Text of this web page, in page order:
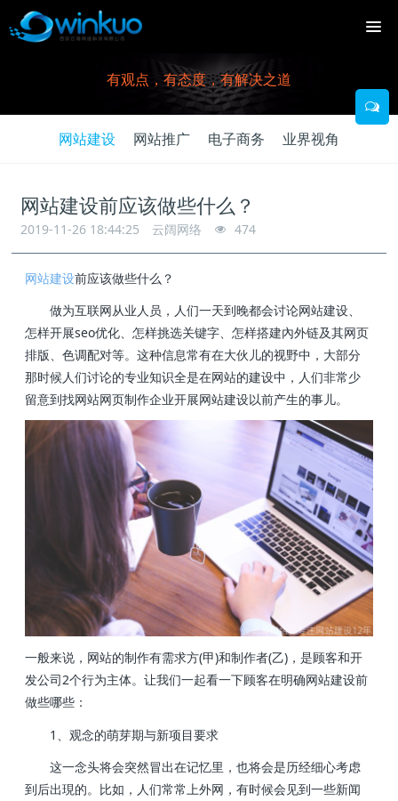
有观点，有态度，有解决之道
网站建设 网站推广 电子商务 业界视角
网站建设前应该做些什么？
2019-11-26 18:44:25 云阔网络 474
网站建设前应该做些什么？
做为互联网从业人员，人们一天到晚都会讨论网站建设、
怎样开展seo优化、怎样挑选关键字、怎样搭建內外链及其网页
排版、色调配对等。这种信息常有在大伙儿的视野中，大部分
那时候人们讨论的专业知识全是在网站的建设中，人们非常少
留意到找网站网页制作企业开展网站建设以前产生的事儿。
一般来说，网站的制作有需求方(甲)和制作者(乙)，是顾客和开
发公司2个行为主体。让我们一起看一下顾客在明确网站建设前
做些哪些：
1、观念的萌芽期与新项目要求
这一念头将会突然冒出在记忆里，也将会是历经细心考虑
到后出現的。比如，人们常常上外网，有时候会见到一些新闻